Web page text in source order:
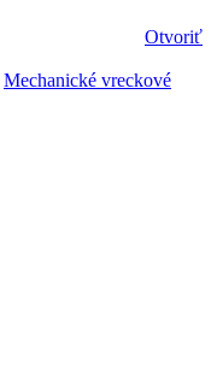
Otvoriť
Mechanické vreckové